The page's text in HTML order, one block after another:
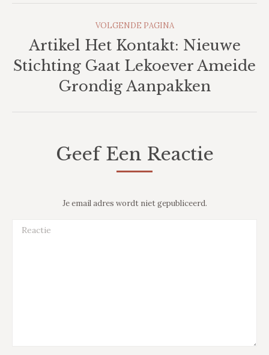
Navigation
VOLGENDE PAGINA
Volgende
pagina
Artikel Het Kontakt: Nieuwe
Stichting Gaat Lekoever Ameide
Grondig Aanpakken
Geef Een Reactie
Je email adres wordt niet gepubliceerd.
Reactie